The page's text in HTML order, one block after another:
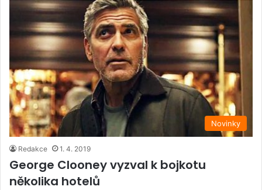
Novinky
Redakce 1. 4. 2019
George Clooney vyzval k bojkotu
několika hotelů